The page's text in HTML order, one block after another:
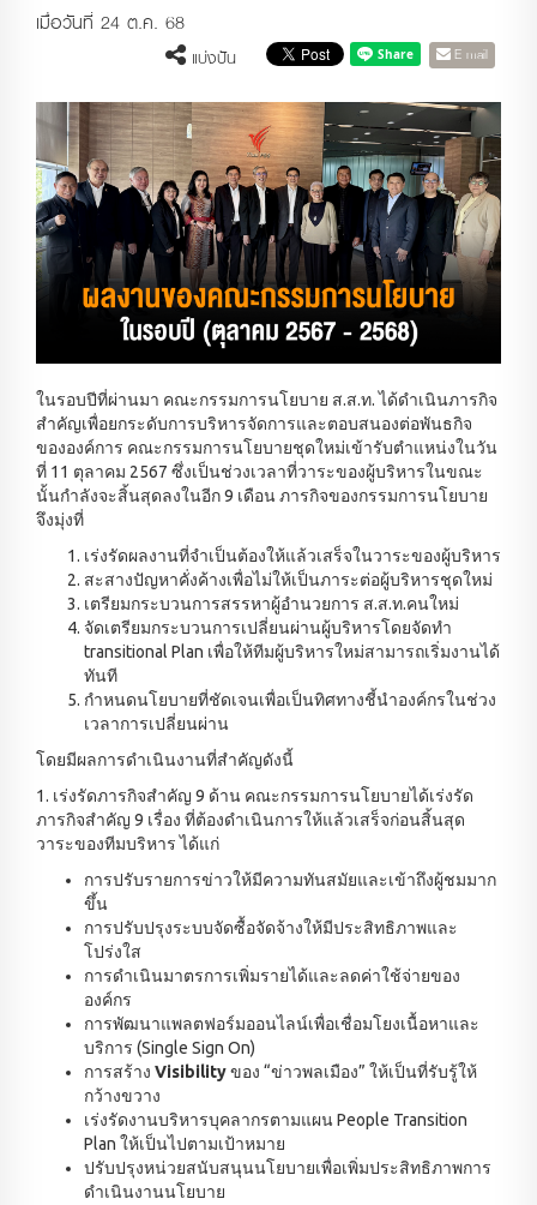
เมื่อวันที่ 24 ต.ค. 68
แบ่งปัน E-mail
ในรอบปีที่ผ่านมา คณะกรรมการนโยบาย ส.ส.ท. ได้ดำเนินภารกิจ
สำคัญเพื่อยกระดับการบริหารจัดการและตอบสนองต่อพันธกิจ
ขององค์การ คณะกรรมการนโยบายชุดใหม่เข้ารับตำแหน่งในวัน
ที่ 11 ตุลาคม 2567 ซึ่งเป็นช่วงเวลาที่วาระของผู้บริหารในขณะ
นั้นกำลังจะสิ้นสุดลงในอีก 9 เดือน ภารกิจของกรรมการนโยบาย
จึงมุ่งที่
เร่งรัดผลงานที่จำเป็นต้องให้แล้วเสร็จในวาระของผู้บริหาร
สะสางปัญหาคั่งค้างเพื่อไม่ให้เป็นภาระต่อผู้บริหารชุดใหม่
เตรียมกระบวนการสรรหาผู้อำนวยการ ส.ส.ท.คนใหม่
จัดเตรียมกระบวนการเปลี่ยนผ่านผู้บริหารโดยจัดทำ
transitional Plan เพื่อให้ทีมผู้บริหารใหม่สามารถเริ่มงานได้
ทันที
กำหนดนโยบายที่ชัดเจนเพื่อเป็นทิศทางชี้นำองค์กรในช่วง
เวลาการเปลี่ยนผ่าน
โดยมีผลการดำเนินงานที่สำคัญดังนี้
1. เร่งรัดภารกิจสำคัญ 9 ด้าน คณะกรรมการนโยบายได้เร่งรัด
ภารกิจสำคัญ 9 เรื่อง ที่ต้องดำเนินการให้แล้วเสร็จก่อนสิ้นสุด
วาระของทีมบริหาร ได้แก่
การปรับรายการข่าวให้มีความทันสมัยและเข้าถึงผู้ชมมาก
ขึ้น
การปรับปรุงระบบจัดซื้อจัดจ้างให้มีประสิทธิภาพและ
โปร่งใส
การดำเนินมาตรการเพิ่มรายได้และลดค่าใช้จ่ายของ
องค์กร
การพัฒนาแพลตฟอร์มออนไลน์เพื่อเชื่อมโยงเนื้อหาและ
บริการ (Single Sign On)
การสร้าง Visibilityของ “ข่าวพลเมือง” ให้เป็นที่รับรู้ให้
กว้างขวาง
เร่งรัดงานบริหารบุคลากรตามแผน People Transition
Plan ให้เป็นไปตามเป้าหมาย
ปรับปรุงหน่วยสนับสนุนนโยบายเพื่อเพิ่มประสิทธิภาพการ
ดำเนินงานนโยบาย